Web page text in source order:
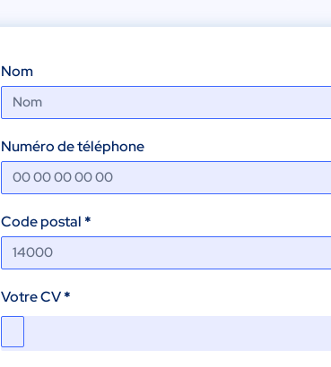
Réponse
à
l’annonce
Nom
Numéro de téléphone
Code postal*
Votre CV*